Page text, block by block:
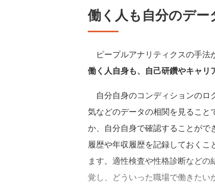
働く人も自分のデー
ピープルアナリティクスの手法
働く人自身も、自己研鑽やキャリ
自分自身のコンディションのロ
気などのデータの相関を見るこ
か、自分自身で確認することが
履歴や年収履歴を記録しておく
ます。適性検査や性格診断など
覚し、どういった職場で働きたい